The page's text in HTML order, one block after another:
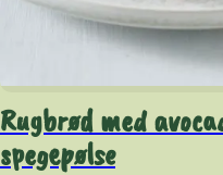
Rugbrød med
spegepølse